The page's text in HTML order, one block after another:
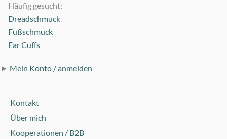
Häufig gesucht:
Dreadschmuck
Fußschmuck
Ear Cuffs
► Mein Konto / anmelden
Kontakt
Über mich
Kooperationen / B2B